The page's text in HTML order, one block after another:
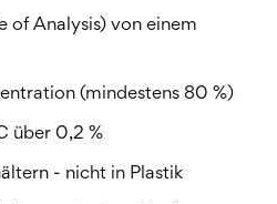
of Analysis) von einem
(mindestens 80 %)
über 0,2 %
- nicht in Plastik